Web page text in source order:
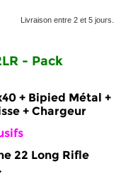
Livraison entre 2 et 5 jours.
- Pack
+ Bipied Métal +
+ Chargeur
22 Long Rifle